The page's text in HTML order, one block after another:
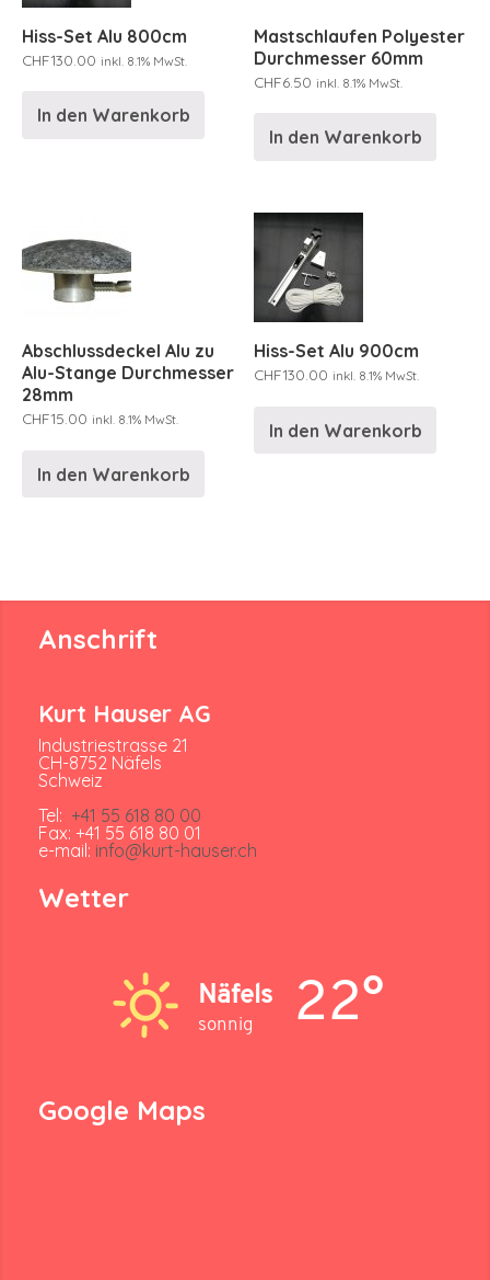
Hiss-Set Alu 800cm
CHF130.00 inkl. 8.1% MwSt.
In den Warenkorb
Mastschlaufen Polyester
Durchmesser 60mm
CHF6.50 inkl. 8.1% MwSt.
In den Warenkorb
Abschlussdeckel Alu zu
Alu-Stange Durchmesser
28mm
CHF15.00 inkl. 8.1% MwSt.
In den Warenkorb
Hiss-Set Alu 900cm
CHF130.00 inkl. 8.1% MwSt.
In den Warenkorb
Anschrift
Kurt Hauser AG
Industriestrasse 21
CH-8752 Näfels
Schweiz
Tel: +41 55 618 80 00
Fax: +41 55 618 80 01
e-mail: info@kurt-hauser.ch
Wetter
Näfels
sonnig 22°
Google Maps